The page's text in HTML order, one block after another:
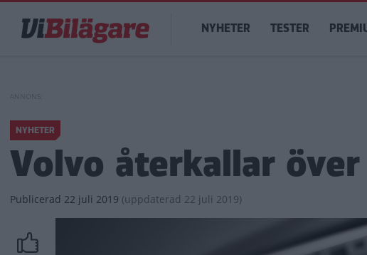
huvudinnehåll
Main
navigation
NYHETER TESTER
NYHETER
Volvo återkallar
Publicerad 22 juli 2019 (uppdaterad 22 juli 2019)